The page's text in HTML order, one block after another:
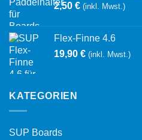
2,50 € (inkl. Mwst.)
Flex-Finne 4.6
19,90 € (inkl. Mwst.)
KATEGORIEN
SUP Boards